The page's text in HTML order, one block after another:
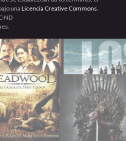
una Licencia Creative Commons
ND